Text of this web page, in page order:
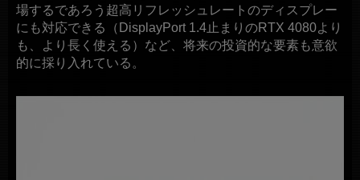
場するであろう超高リフレッシュレートのディスプレー
にも対応できる（DisplayPort 1.4止まりのRTX 4080より
も、より長く使える）など、将来の投資的な要素も意欲
的に採り入れている。